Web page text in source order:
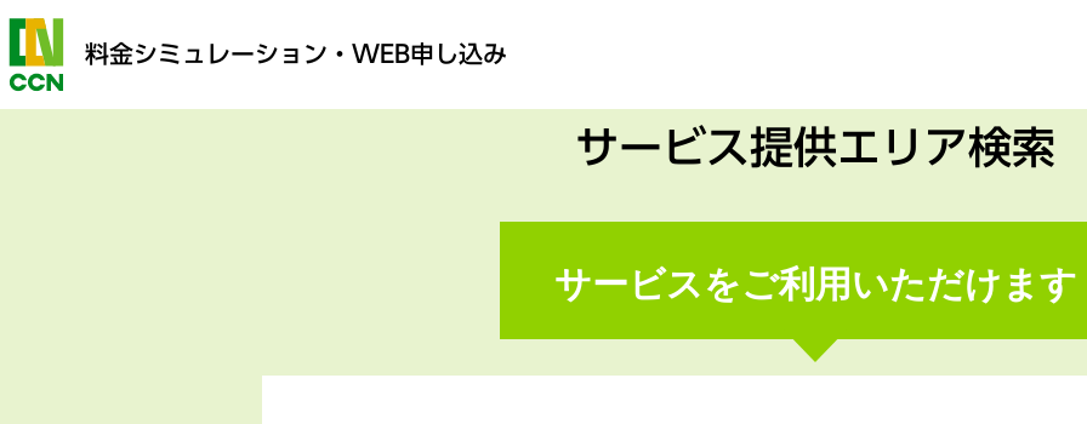
料金シミュレーション ・WEB申し込み
サービス提供エリア検索
サービスをご利用いただけます